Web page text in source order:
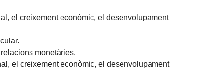
el creixement econòmic, el desenvolupament
monetàries.
el creixement econòmic, el desenvolupament